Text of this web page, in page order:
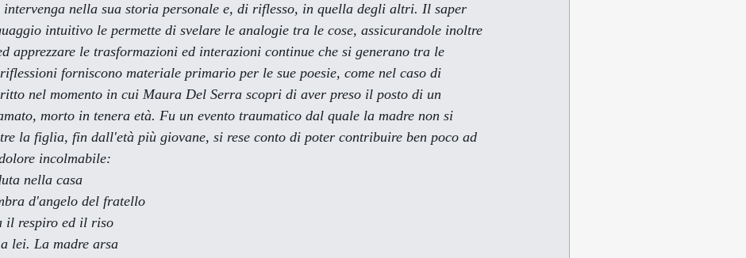
intervenga nella sua storia personale e, di riflesso, in quella degli altri. Il saper
intuitivo le permette di svelare le analogie tra le cose, assicurandole inoltre
apprezzare le trasformazioni ed interazioni continue che si generano tra le
forniscono materiale primario per le sue poesie, come nel caso di
nel momento in cui Maura Del Serra scopri di aver preso il posto di un
morto in tenera età. Fu un evento traumatico dal quale la madre non si
la figlia, fin dall'età più giovane, si rese conto di poter contribuire ben poco ad
incolmabile:
nella casa
d'angelo del fratello
il respiro ed il riso
lei. La madre arsa